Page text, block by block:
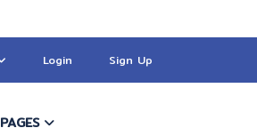
Login Sign Up
PAGES